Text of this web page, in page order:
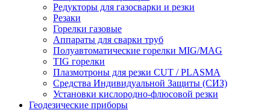
Редукторы для газосварки и резки
Резаки
Горелки газовые
Аппараты для сварки труб
Полуавтоматические горелки MIG/MAG
TIG горелки
Плазмотроны для резки CUT / PLASMA
Средства Индивидуальной Защиты (СИЗ)
Установки кислородно-флюсовой резки
Геодезические приборы